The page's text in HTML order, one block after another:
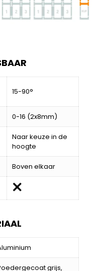
15-90°
0-16 (2x8mm)
Naar keuze in de
hoogte
Boven elkaar
grijs,